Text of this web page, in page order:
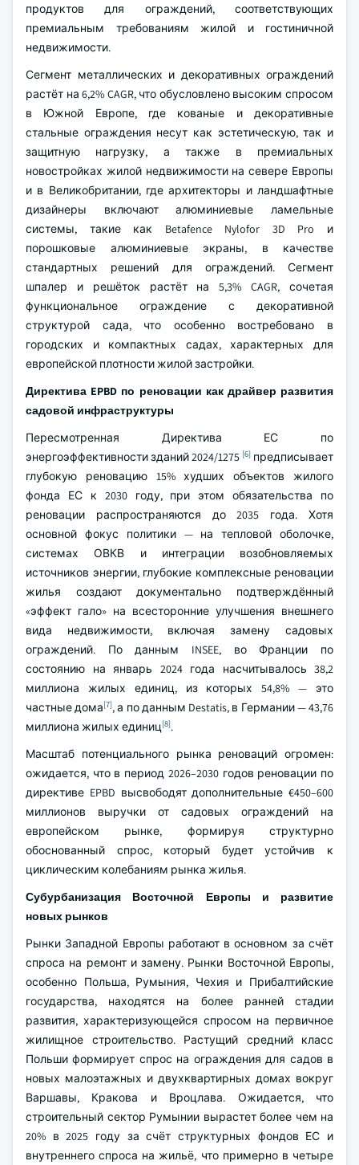
продуктов для ограждений, соответствующих
премиальным требованиям жилой и гостиничной
недвижимости.
Сегмент металлических и декоративных ограждений
растёт на 6,2% CAGR, что обусловлено высоким спросом
в Южной Европе, где кованые и декоративные
стальные ограждения несут как эстетическую, так и
защитную нагрузку, а также в премиальных
новостройках жилой недвижимости на севере Европы
и в Великобритании, где архитекторы и ландшафтные
дизайнеры включают алюминиевые ламельные
системы, такие как Betafence Nylofor 3D Pro и
порошковые алюминиевые экраны, в качестве
стандартных решений для ограждений. Сегмент
шпалер и решёток растёт на 5,3% CAGR, сочетая
функциональное ограждение с декоративной
структурой сада, что особенно востребовано в
городских и компактных садах, характерных для
европейской плотности жилой застройки.
Директива EPBD по реновации как драйвер развития
садовой инфраструктуры
Пересмотренная Директива ЕС по
энергоэффективности зданий 2024/1275 [6] предписывает
глубокую реновацию 15% худших объектов жилого
фонда ЕС к 2030 году, при этом обязательства по
реновации распространяются до 2035 года. Хотя
основной фокус политики — на тепловой оболочке,
системах ОВКВ и интеграции возобновляемых
источников энергии, глубокие комплексные реновации
жилья создают документально подтверждённый
«эффект гало» на всесторонние улучшения внешнего
вида недвижимости, включая замену садовых
ограждений. По данным INSEE, во Франции по
состоянию на январь 2024 года насчитывалось 38,2
миллиона жилых единиц, из которых 54,8% — это
частные дома[7], а по данным Destatis, в Германии — 43,76
миллиона жилых единиц[8].
Масштаб потенциального рынка реноваций огромен:
ожидается, что в период 2026–2030 годов реновации по
директиве EPBD высвободят дополнительные €450–600
миллионов выручки от садовых ограждений на
европейском рынке, формируя структурно
обоснованный спрос, который будет устойчив к
циклическим колебаниям рынка жилья.
Субурбанизация Восточной Европы и развитие
новых рынков
Рынки Западной Европы работают в основном за счёт
спроса на ремонт и замену. Рынки Восточной Европы,
особенно Польша, Румыния, Чехия и Прибалтийские
государства, находятся на более ранней стадии
развития, характеризующейся спросом на первичное
жилищное строительство. Растущий средний класс
Польши формирует спрос на ограждения для садов в
новых малоэтажных и двухквартирных домах вокруг
Варшавы, Кракова и Вроцлава. Ожидается, что
строительный сектор Румынии вырастет более чем на
20% в 2025 году за счёт структурных фондов ЕС и
внутреннего спроса на жильё, что примерно в четыре